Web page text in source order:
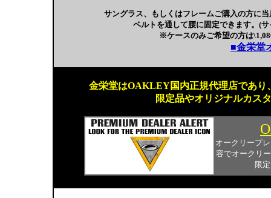
サングラス、もしくはフレームご購入の方に
ベルトを通して腰に固定できます。(
※ケースのみご希望の方は\1,080
■金栄堂
金栄堂はOAKLEY国内正規代理店であり
限定品やオリジナルカス
オークリープ
容でオークリ
限